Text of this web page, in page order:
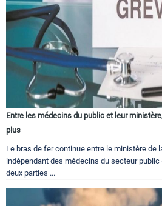
Entre les médecins du public et leur
plus
Le bras de fer continue entre le ministère de
indépendant des médecins du secteur
deux parties ...